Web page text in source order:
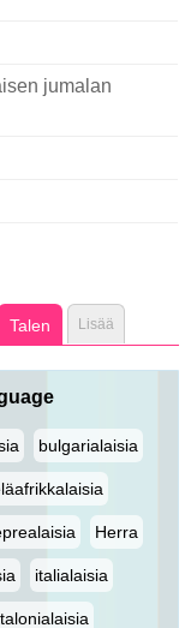
jumalan
Talen Lisää
bulgarialaisia
Herra
italialaisia